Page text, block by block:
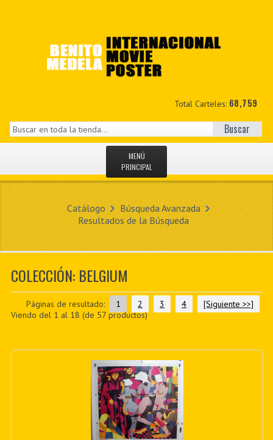
Total Carteles: 68,759
Buscar
MENÚ
PRINCIPAL
NOVEDADES
PDF BOOKS
CUSTOM PDF
Catálogo
Búsqueda Avanzada
Resultados de la Búsqueda
COLECCIÓN: BELGIUM
Páginas de resultado: 1 2 3 4
[Siguiente >>]
Viendo del 1 al 18 (de 57productos)